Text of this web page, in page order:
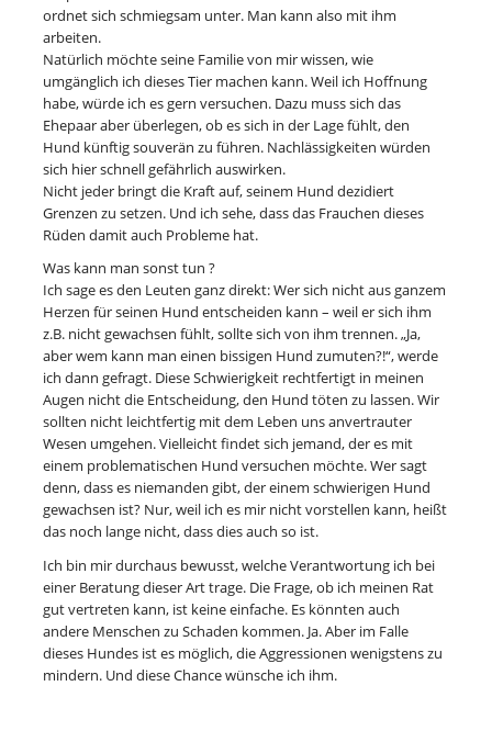
ordnet sich schmiegsam unter. Man kann also mit ihm
arbeiten.
Natürlich möchte seine Familie von mir wissen, wie
umgänglich ich dieses Tier machen kann. Weil ich Hoffnung
habe, würde ich es gern versuchen. Dazu muss sich das
Ehepaar aber überlegen, ob es sich in der Lage fühlt, den
Hund künftig souverän zu führen. Nachlässigkeiten würden
sich hier schnell gefährlich auswirken.
Nicht jeder bringt die Kraft auf, seinem Hund dezidiert
Grenzen zu setzen. Und ich sehe, dass das Frauchen dieses
Rüden damit auch Probleme hat.
Was kann man sonst tun ?
Ich sage es den Leuten ganz direkt: Wer sich nicht aus ganzem
Herzen für seinen Hund entscheiden kann – weil er sich ihm
z.B. nicht gewachsen fühlt, sollte sich von ihm trennen. „Ja,
aber wem kann man einen bissigen Hund zumuten?!“, werde
ich dann gefragt. Diese Schwierigkeit rechtfertigt in meinen
Augen nicht die Entscheidung, den Hund töten zu lassen. Wir
sollten nicht leichtfertig mit dem Leben uns anvertrauter
Wesen umgehen. Vielleicht findet sich jemand, der es mit
einem problematischen Hund versuchen möchte. Wer sagt
denn, dass es niemanden gibt, der einem schwierigen Hund
gewachsen ist? Nur, weil ich es mir nicht vorstellen kann, heißt
das noch lange nicht, dass dies auch so ist.
Ich bin mir durchaus bewusst, welche Verantwortung ich bei
einer Beratung dieser Art trage. Die Frage, ob ich meinen Rat
gut vertreten kann, ist keine einfache. Es könnten auch
andere Menschen zu Schaden kommen. Ja. Aber im Falle
dieses Hundes ist es möglich, die Aggressionen wenigstens zu
mindern. Und diese Chance wünsche ich ihm.